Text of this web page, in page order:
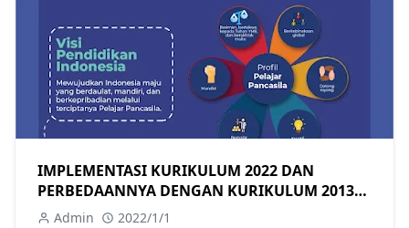
IMPLEMENTASI KURIKULUM 2022 DAN
PERBEDAANNYA DENGAN KURIKULUM 2013
(K13)
Admin 2022/1/1